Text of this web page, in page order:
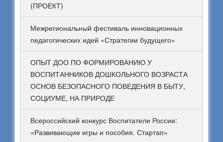
(ПРОЕКТ)
Межрегиональный фестиваль инновационных
педагогических идей «Стратегии будущего»
ОПЫТ ДОО ПО ФОРМИРОВАНИЮ У
ВОСПИТАННИКОВ ДОШКОЛЬНОГО ВОЗРАСТА
ОСНОВ БЕЗОПАСНОГО ПОВЕДЕНИЯ В БЫТУ,
СОЦИУМЕ, НА ПРИРОДЕ
Всероссийский конкурс Воспитатели России:
«Развивающие игры и пособия. Стартап»